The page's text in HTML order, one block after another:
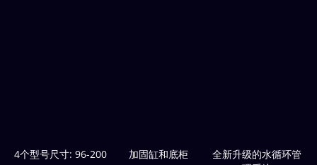
4个型号尺寸: 96-200
加固缸和底柜
全新升级的水循环管